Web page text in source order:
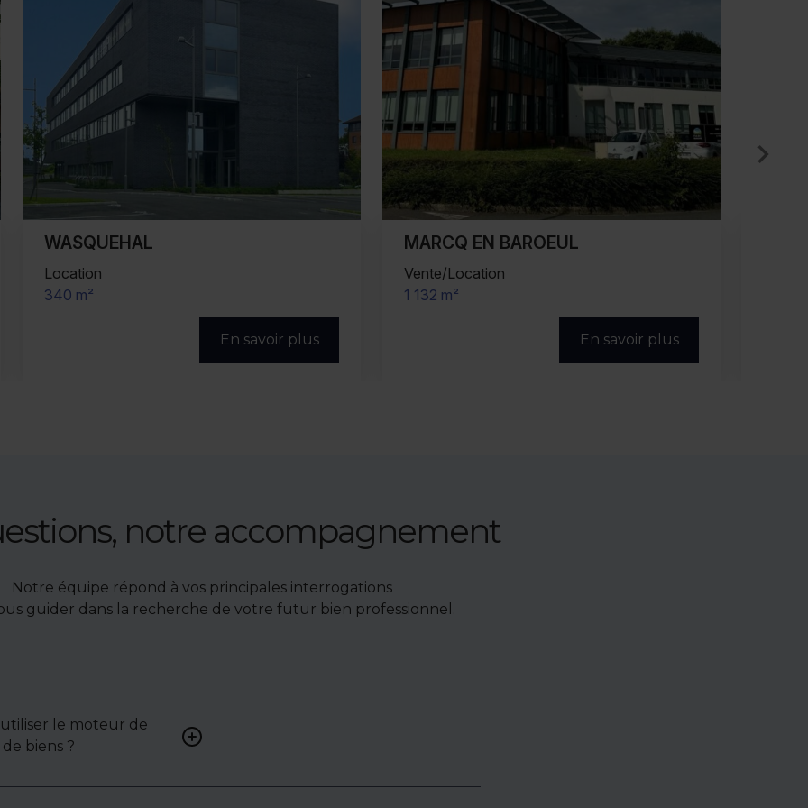
MARCQ EN BAROEUL
Vente/Location
1 132 m²
En savoir plus
MARCQ EN BAROEUL
Location
1 157 m² (divisibles)
En savoir plus
notre accompagnement
Notre équipe répond à vos principales interrogations
guider dans la recherche de votre futur bien professionnel.
le moteur de
biens ?
Renseignez vos critères (type de bien,
une liste de biens ciblés.